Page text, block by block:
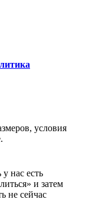
условия
нас есть
и затем
не сейчас